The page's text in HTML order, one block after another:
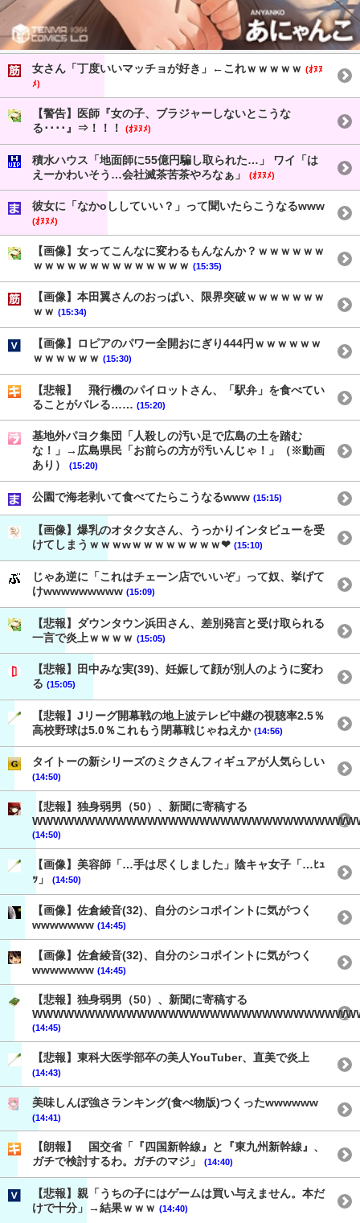
女さん「丁度いいマッチョが好き」←これｗｗｗｗｗ (ｵﾇﾇ
ﾒ)
【警告】医師『女の子、ブラジャーしないとこうな
る････』⇒！！！
(ｵﾇﾇﾒ)
積水ハウス「地面師に55億円騙し取られた…」 ワイ「は
えーかわいそう…会社滅茶苦茶やろなぁ」
(ｵﾇﾇﾒ)
彼女に「なかoししていい？」って聞いたらこうなるwww
(ｵﾇﾇﾒ)
【画像】女ってこんなに変わるもんなんか？ｗｗｗｗｗｗ
ｗｗｗｗｗｗｗｗｗｗｗｗｗｗ (15:35)
【画像】本田翼さんのおっぱい、限界突破ｗｗｗｗｗｗｗ
ｗｗ (15:34)
【画像】ロピアのパワー全開おにぎり444円ｗｗｗｗｗｗ
ｗｗｗｗｗｗ (15:30)
【悲報】 飛行機のパイロットさん、「駅弁」を食べてい
ることがバレる…… (15:20)
基地外パヨク集団「人殺しの汚い足で広島の土を踏む
な！」→広島県民「お前らの方が汚いんじゃ！」（※動画
あり）
(15:20)
公園で海老剥いて食べてたらこうなるwww (15:15)
【画像】爆乳のオタク女さん、うっかりインタビューを受
けてしまうｗｗｗwｗｗｗｗｗｗｗｗ❤ (15:10)
じゃあ逆に「これはチェーン店でいいぞ」って奴、挙げて
けwwwwwwwww (15:09)
【悲報】ダウンタウン浜田さん、差別発言と受け取られる
一言で炎上ｗｗｗｗ (15:05)
【悲報】田中みな実(39)、妊娠して顔が別人のように変わ
る (15:05)
【悲報】Jリーグ開幕戦の地上波テレビ中継の視聴率2.5％
高校野球は5.0％これもう閉幕戦じゃねえか (14:56)
タイトーの新シリーズのミクさんフィギュアが人気らしい
(14:50)
【悲報】独身弱男（50）、新聞に寄稿する
(14:50)
【画像】美容師「…手は尽くしました」陰キャ女子「…ﾋｭ
ｯ」
(14:50)
【画像】佐倉綾音(32)、自分のシコポイントに気がつく
wwwwwww (14:45)
【画像】佐倉綾音(32)、自分のシコポイントに気がつく
wwwwwww (14:45)
【悲報】独身弱男（50）、新聞に寄稿する
(14:45)
【悲報】東科大医学部卒の美人YouTuber、直美で炎上
(14:43)
美味しんぼ強さランキング(食べ物版)つくったwwwwww
(14:41)
【朗報】 国交省「『四国新幹線』と『東九州新幹線』、
ガチで検討するわ。ガチのマジ」
(14:40)
【悲報】親「うちの子にはゲームは買い与えません。本だ
けで十分」→結果ｗｗｗ (14:40)